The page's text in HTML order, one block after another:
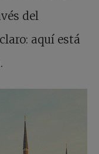
del
aquí está